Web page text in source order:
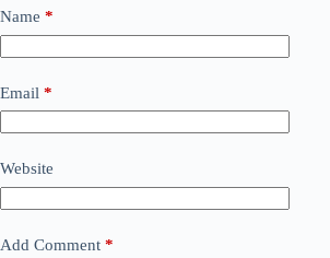
Name *
Email *
Website
Add Comment *